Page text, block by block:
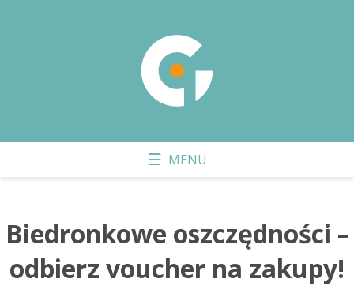
Biedronkowe oszczędności –
odbierz voucher na zakupy!